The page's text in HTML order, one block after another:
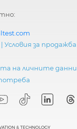
| Условия за продажба
на личните данни